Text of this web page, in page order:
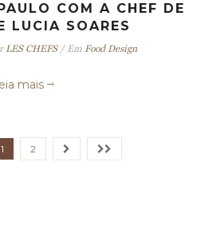
COM A CHEF DE
LUCIA SOARES
LES CHEFS/ Em Food Design
mais
1 2